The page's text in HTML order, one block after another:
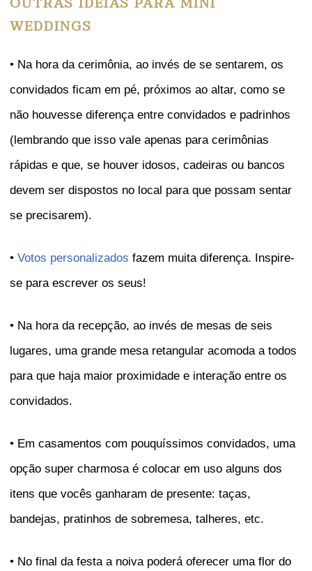
WEDDINGS
• Na hora da cerimônia, ao invés de se sentarem, os
convidados ficam em pé, próximos ao altar, como se
não houvesse diferença entre convidados e padrinhos
(lembrando que isso vale apenas para cerimônias
rápidas e que, se houver idosos, cadeiras ou bancos
devem ser dispostos no local para que possam sentar
se precisarem).
•Votos personalizados fazem muita diferença. Inspire-
se para escrever os seus!
• Na hora da recepção, ao invés de mesas de seis
lugares, uma grande mesa retangular acomoda a todos
para que haja maior proximidade e interação entre os
convidados.
• Em casamentos com pouquíssimos convidados, uma
opção super charmosa é colocar em uso alguns dos
itens que vocês ganharam de presente: taças,
bandejas, pratinhos de sobremesa, talheres, etc.
• No final da festa a noiva poderá oferecer uma flor do